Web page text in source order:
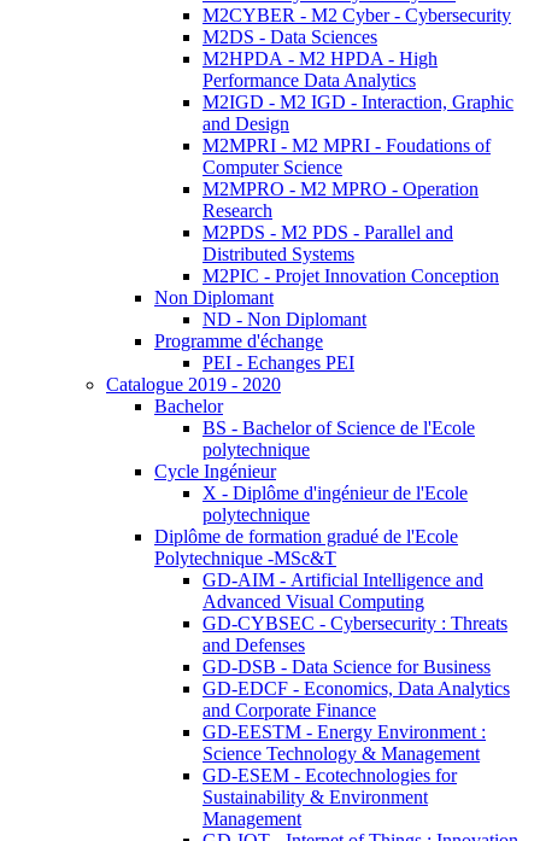
M2CYBER - M2 Cyber - Cybersecurity
M2DS - Data Sciences
M2HPDA - M2 HPDA - High
Performance Data Analytics
M2IGD - M2 IGD - Interaction, Graphic
and Design
M2MPRI - M2 MPRI - Foudations of
Computer Science
M2MPRO - M2 MPRO - Operation
Research
M2PDS - M2 PDS - Parallel and
Distributed Systems
M2PIC - Projet Innovation Conception
Non Diplomant
ND - Non Diplomant
Programme d'échange
PEI - Echanges PEI
Catalogue 2019 - 2020
Bachelor
BS - Bachelor of Science de l'Ecole
polytechnique
Cycle Ingénieur
X - Diplôme d'ingénieur de l'Ecole
polytechnique
Diplôme de formation gradué de l'Ecole
Polytechnique -MSc&T
GD-AIM - Artificial Intelligence and
Advanced Visual Computing
GD-CYBSEC - Cybersecurity : Threats
and Defenses
GD-DSB - Data Science for Business
GD-EDCF - Economics, Data Analytics
and Corporate Finance
GD-EESTM - Energy Environment :
Science Technology & Management
GD-ESEM - Ecotechnologies for
Sustainability & Environment
Management